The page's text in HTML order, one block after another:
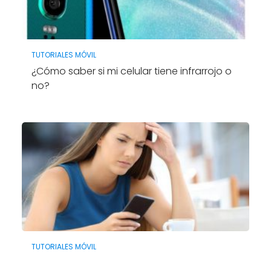
TUTORIALES MÓVIL
¿Cómo saber si mi celular tiene infrarrojo o
no?
TUTORIALES MÓVIL